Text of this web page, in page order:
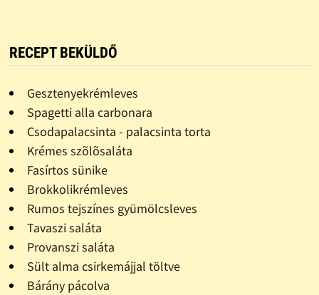
RECEPT BEKÜLDŐ
Gesztenyekrémleves
Spagetti alla carbonara
Csodapalacsinta - palacsinta torta
Krémes szõlõsaláta
Fasírtos sünike
Brokkolikrémleves
Rumos tejszínes gyümölcsleves
Tavaszi saláta
Provanszi saláta
Sült alma csirkemájjal töltve
Bárány pácolva